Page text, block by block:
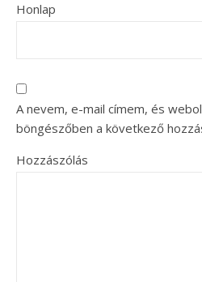
Honlap
A nevem, e-mail címem, és
böngészőben a következő
Hozzászólás